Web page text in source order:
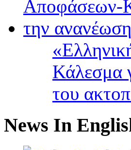
Κάλεσμα
του
News In